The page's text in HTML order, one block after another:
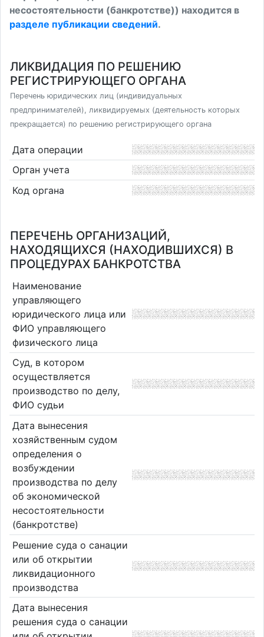
несостоятельности (банкротстве)) находится в
разделе публикации сведений.
ЛИКВИДАЦИЯ ПО РЕШЕНИЮ
РЕГИСТРИРУЮЩЕГО ОРГАНА
Перечень юридических лиц (индивидуальных
предпринимателей), ликвидируемых (деятельность которых
прекращается) по решению регистрирующего органа
Дата операции
Орган учета
Код органа
ПЕРЕЧЕНЬ ОРГАНИЗАЦИЙ,
НАХОДЯЩИХСЯ (НАХОДИВШИХСЯ) В
ПРОЦЕДУРАХ БАНКРОТСТВА
Наименование
управляющего
юридического лица или
ФИО управляющего
физического лица
Суд, в котором
осуществляется
производство по делу,
ФИО судьи
Дата вынесения
хозяйственным судом
определения о
возбуждении
производства по делу
об экономической
несостоятельности
(банкротстве)
Решение суда о санации
или об открытии
ликвидационного
производства
Дата вынесения
решения суда о санации